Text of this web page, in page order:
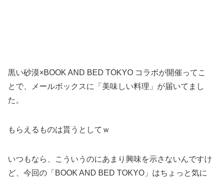
黒い砂漠×BOOK AND BED TOKYO コラボが開催ってこ
とで、メールボックスに「美味しい料理」が届いてまし
た。
もらえるものは貰うとしてｗ
いつもなら、こういうのにあまり興味を示さないんですけ
ど、今回の「BOOK AND BED TOKYO」はちょっと気に